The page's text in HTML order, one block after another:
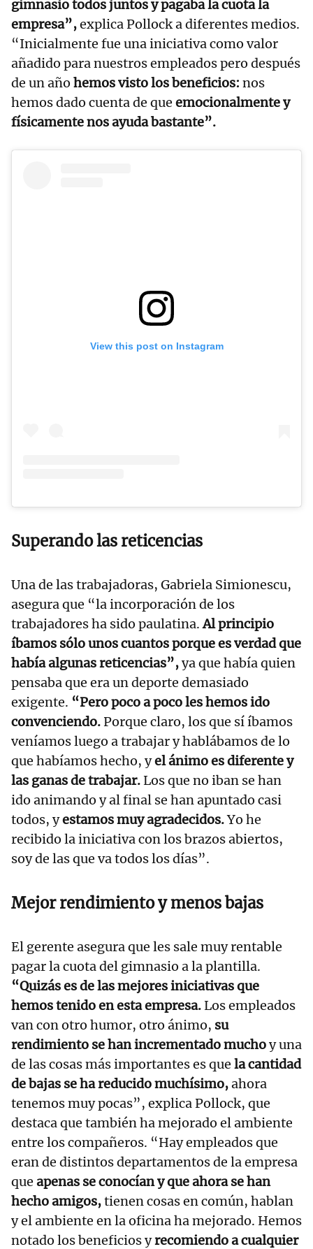
gimnasio todos juntos y pagaba la cuota la
empresa”,explica Pollock a diferentes medios.
“Inicialmente fue una iniciativa como valor
añadido para nuestros empleados pero después
de un año hemos visto los beneficios: nos
hemos dado cuenta de que emocionalmente y
físicamente nos ayuda bastante”.
View this post on Instagram
Superando las reticencias
Una de las trabajadoras, Gabriela Simionescu,
asegura que “la incorporación de los
trabajadores ha sido paulatina.Al principio
íbamos sólo unos cuantos porque es verdad que
había algunas reticencias”,ya que había quien
pensaba que era un deporte demasiado
exigente. “Pero poco a poco les hemos ido
convenciendo.Porque claro, los que sí íbamos
veníamos luego a trabajar y hablábamos de lo
que habíamos hecho, yel ánimo es diferente y
las ganas de trabajar.Los que no iban se han
ido animando y al final se han apuntado casi
todos, yestamos muy agradecidos.Yo he
recibido la iniciativa con los brazos abiertos,
soy de las que va todos los días”.
Mejor rendimiento y menos bajas
El gerente asegura que les sale muy rentable
pagar la cuota del gimnasio a la plantilla.
“Quizás es de las mejores iniciativas que
hemos tenido en esta empresa.Los empleados
van con otro humor, otro ánimo, su
rendimiento se han incrementado muchoy una
de las cosas más importantes es que la cantidad
de bajas se ha reducido muchísimo,ahora
tenemos muy pocas”, explica Pollock, que
destaca que también ha mejorado el ambiente
entre los compañeros. “Hay empleados que
eran de distintos departamentos de la empresa
que apenas se conocían y que ahora se han
hecho amigos,tienen cosas en común, hablan
y el ambiente en la oficina ha mejorado. Hemos
notado los beneficios yrecomiendo a cualquier